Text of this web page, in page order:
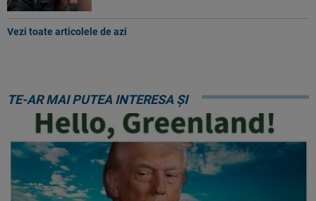
Vezi toate articolele de azi
TE-AR MAI PUTEA INTERESA ȘI